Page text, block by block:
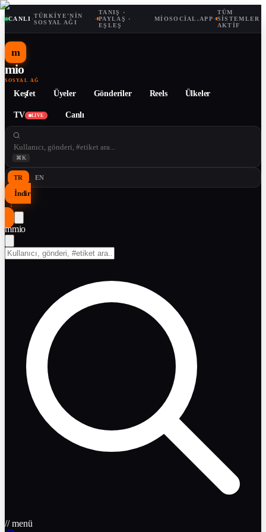
CANLI ·TÜRKIYE'NIN
SOSYAL AĞI
·
TANIŞ ·
PAYLAŞ ·
EŞLEŞ
MIOSOCIAL.APP·
TÜM
SISTEMLER
AKTIF
m
mio
SOSYAL AĞ
Keşfet Üyeler Gönderiler Reels Ülkeler
TV LIVE Canlı
⌘K
TR EN
İndir
↓
mmio
// menü